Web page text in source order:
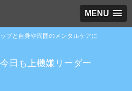
MENU
プと自身や周囲のメンタルケアに
日も上機嫌リーダー